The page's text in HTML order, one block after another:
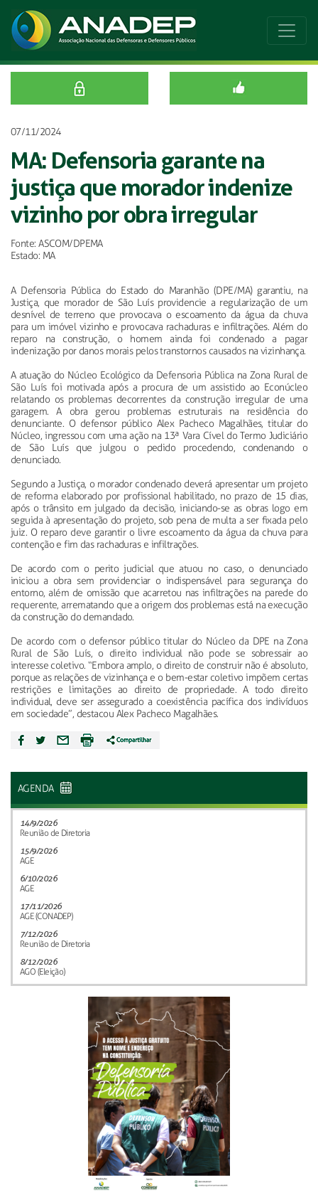
07/11/2024
MA: Defensoria garante na
justiça que morador indenize
vizinho por obra irregular
Fonte: ASCOM/DPEMA
Estado: MA
A Defensoria Pública do Estado do Maranhão (DPE/MA) garantiu, na
Justiça, que morador de São Luís providencie a regularização de um
desnível de terreno que provocava o escoamento da água da chuva
para um imóvel vizinho e provocava rachaduras e infiltrações. Além do
reparo na construção, o homem ainda foi condenado a pagar
indenização por danos morais pelos transtornos causados na vizinhança.
A atuação do Núcleo Ecológico da Defensoria Pública na Zona Rural de
São Luís foi motivada após a procura de um assistido ao Econúcleo
relatando os problemas decorrentes da construção irregular de uma
garagem. A obra gerou problemas estruturais na residência do
denunciante. O defensor público Alex Pacheco Magalhães, titular do
Núcleo, ingressou com uma ação na 13ª Vara Cível do Termo Judiciário
de São Luís que julgou o pedido procedendo, condenando o
denunciado.
Segundo a Justiça, o morador condenado deverá apresentar um projeto
de reforma elaborado por profissional habilitado, no prazo de 15 dias,
após o trânsito em julgado da decisão, iniciando-se as obras logo em
seguida à apresentação do projeto, sob pena de multa a ser fixada pelo
juiz. O reparo deve garantir o livre escoamento da água da chuva para
contenção e fim das rachaduras e infiltrações.
De acordo com o perito judicial que atuou no caso, o denunciado
iniciou a obra sem providenciar o indispensável para segurança do
entorno, além de omissão que acarretou nas infiltrações na parede do
requerente, arrematando que a origem dos problemas está na execução
da construção do demandado.
De acordo com o defensor público titular do Núcleo da DPE na Zona
Rural de São Luís, o direito individual não pode se sobressair ao
interesse coletivo. “Embora amplo, o direito de construir não é absoluto,
porque as relações de vizinhança e o bem-estar coletivo impõem certas
restrições e limitações ao direito de propriedade. A todo direito
individual, deve ser assegurado a coexistência pacífica dos indivíduos
em sociedade”, destacou Alex Pacheco Magalhães.
AGENDA
14/9/2026
Reunião de Diretoria
15/9/2026
AGE
6/10/2026
AGE
17/11/2026
AGE (CONADEP)
7/12/2026
Reunião de Diretoria
8/12/2026
AGO (Eleição)